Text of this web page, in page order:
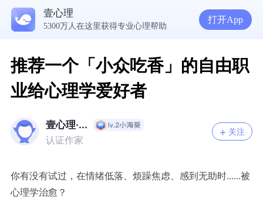
壹心理
5300万人在这里获得专业心理帮助
打开App
推荐一个「小众吃香」的自由职
业给心理学爱好者
壹心理·...
认证作家
关注
你有没有试过，在情绪低落、烦躁焦虑、感到无助时......被
心理学治愈？